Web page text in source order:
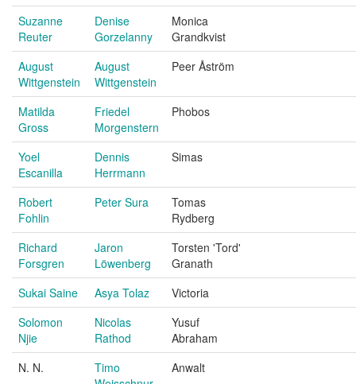
Suzanne
Reuter
Denise
Gorzelanny
Monica
Grandkvist
August
Wittgenstein
August
Wittgenstein
Peer Åström
Matilda
Gross
Friedel
Morgenstern
Phobos
Yoel
Escanilla
Dennis
Herrmann
Simas
Robert
Fohlin
Peter Sura
Tomas
Rydberg
Richard
Forsgren
Jaron
Löwenberg
Torsten 'Tord'
Granath
Sukai Saine
Asya Tolaz
Victoria
Solomon
Njie
Nicolas
Rathod
Yusuf
Abraham
N. N.
Timo
Anwalt